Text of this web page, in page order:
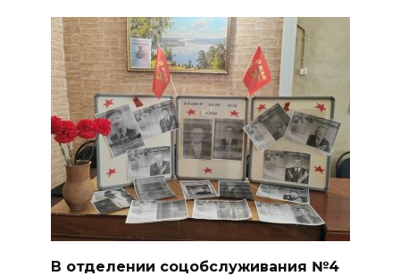
В отделении соцобслуживания №4